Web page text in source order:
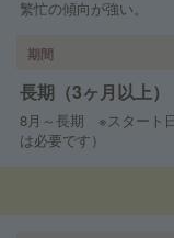
繁忙の傾向が強い。
期間
長期（3ヶ月以上）
8月～長期 ※スタート
は必要です）